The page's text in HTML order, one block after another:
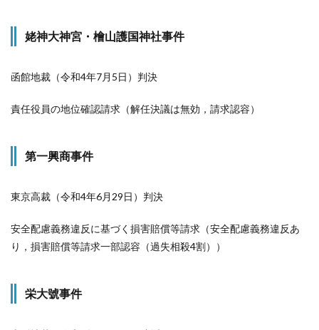
姥神大神宮・檜山護国神社事件
函館地裁（令和4年7月5日）判決
責任役員の地位確認請求（解任決議は無効，請求認容）
第一興商事件
東京高裁（令和4年6月29日）判決
安全配慮義務違反に基づく損害賠償等請求（安全配慮義務違反あ
り，損害賠償等請求一部認容（過失相殺4割））
栄大號事件